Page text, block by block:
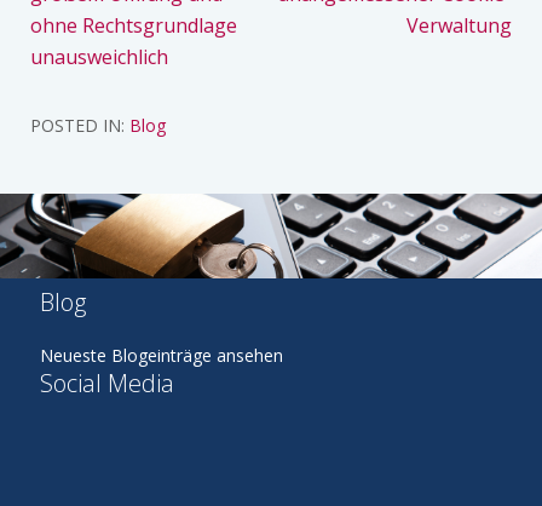
ohne Rechtsgrundlage
unausweichlich
Verwaltung
POSTED IN: Blog
Blog
Neueste Blogeinträge ansehen
Social Media